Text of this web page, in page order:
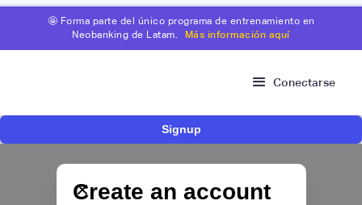
🤩 Forma parte del único programa de entrenamiento en
Neobanking de Latam.
Más información aquí
Conectarse
Signup
Create an account
IA para automatizar la gestión de tesorería de
las PYMEs